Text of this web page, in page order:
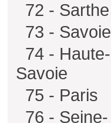
72 - Sarthe
73 - Savoie
74 - Haute-
Savoie
75 - Paris
76 - Seine-